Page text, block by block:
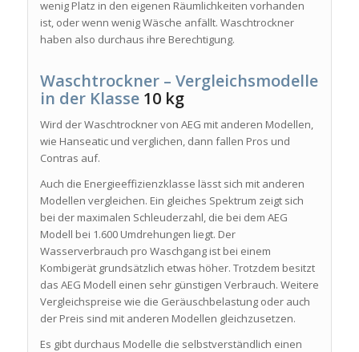
wenig Platz in den eigenen Räumlichkeiten vorhanden
ist, oder wenn wenig Wäsche anfällt. Waschtrockner
haben also durchaus ihre Berechtigung.
Waschtrockner – Vergleichsmodelle
in der Klasse 10 kg
Wird der Waschtrockner von AEG mit anderen Modellen,
wie Hanseatic und verglichen, dann fallen Pros und
Contras auf.
Auch die Energieeffizienzklasse lässt sich mit anderen
Modellen vergleichen. Ein gleiches Spektrum zeigt sich
bei der maximalen Schleuderzahl, die bei dem AEG
Modell bei 1.600 Umdrehungen liegt. Der
Wasserverbrauch pro Waschgang ist bei einem
Kombigerät grundsätzlich etwas höher. Trotzdem besitzt
das AEG Modell einen sehr günstigen Verbrauch. Weitere
Vergleichspreise wie die Geräuschbelastung oder auch
der Preis sind mit anderen Modellen gleichzusetzen.
Es gibt durchaus Modelle die selbstverständlich einen